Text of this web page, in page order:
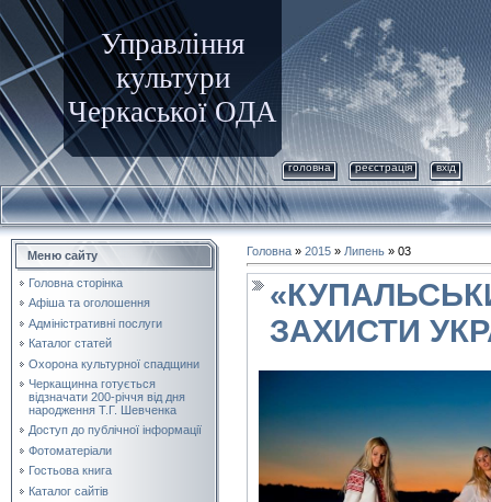
Управління
культури
Черкаської ОДА
головна реєстрація вхід
Меню сайту
Головна сторінка
Афіша та оголошення
Адміністративні послуги
Каталог статей
Охорона культурної спадщини
Черкащинна готується
відзначати 200-річчя від дня
народження Т.Г. Шевченка
Доступ до публічної інформації
Фотоматеріали
Гостьова книга
Каталог сайтів
Головна » 2015 » Липень » 03
ЗАХИСТИ